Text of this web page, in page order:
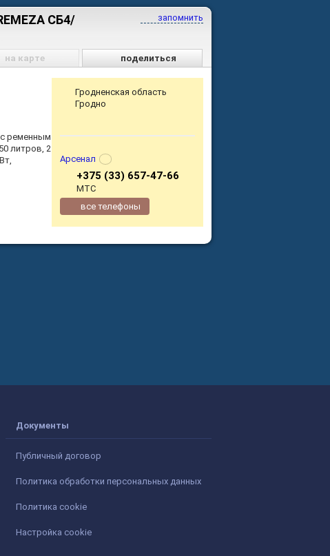
запомнить
СБ4/
на карте поделиться
ременным
литров, 2
Гродненская область
Гродно
Арсенал
+375 (33) 657-47-66
МТС
все телефоны
Документы
Публичный договор
Политика обработки персональных данных
Политика cookie
Настройка cookie